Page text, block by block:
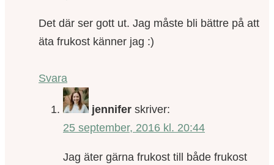
Det där ser gott ut. Jag måste bli bättre på att
äta frukost känner jag :)
Svara
jennifer skriver:
25 september, 2016 kl. 20:44
Jag äter gärna frukost till både frukost